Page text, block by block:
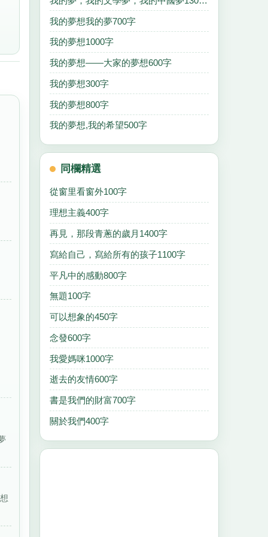
我的夢想我的夢700字
我的夢想1000字
我的夢想——大家的夢想600字
我的夢想300字
我的夢想800字
我的夢想,我的希望500字
同欄精選
從窗里看窗外100字
理想主義400字
再見，那段青蔥的歲月1400字
寫給自己，寫給所有的孩子1100字
平凡中的感動800字
無題100字
可以想象的450字
念發600字
我愛媽咪1000字
逝去的友情600字
書是我們的財富700字
關於我們400字